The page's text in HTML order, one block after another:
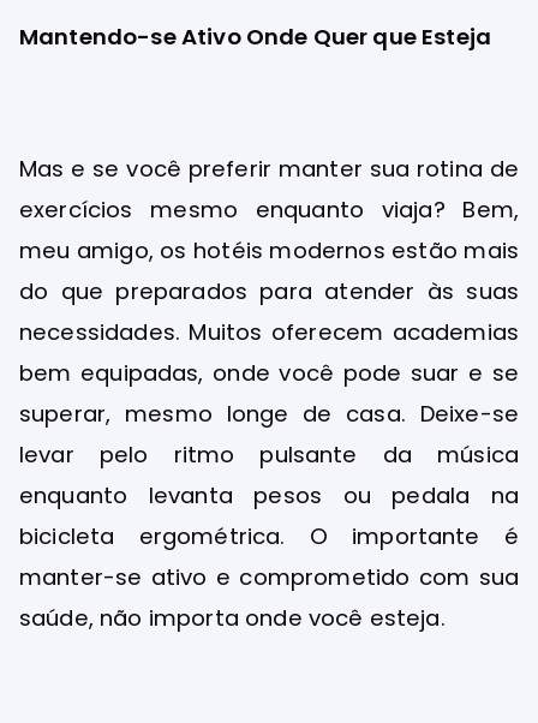
Mantendo-se Ativo Onde Quer que Esteja
Mas e se você preferir manter sua rotina de
exercícios mesmo enquanto viaja? Bem,
meu amigo, os hotéis modernos estão mais
do que preparados para atender às suas
necessidades. Muitos oferecem academias
bem equipadas, onde você pode suar e se
superar, mesmo longe de casa. Deixe-se
levar pelo ritmo pulsante da música
enquanto levanta pesos ou pedala na
bicicleta ergométrica. O importante é
manter-se ativo e comprometido com sua
saúde, não importa onde você esteja.